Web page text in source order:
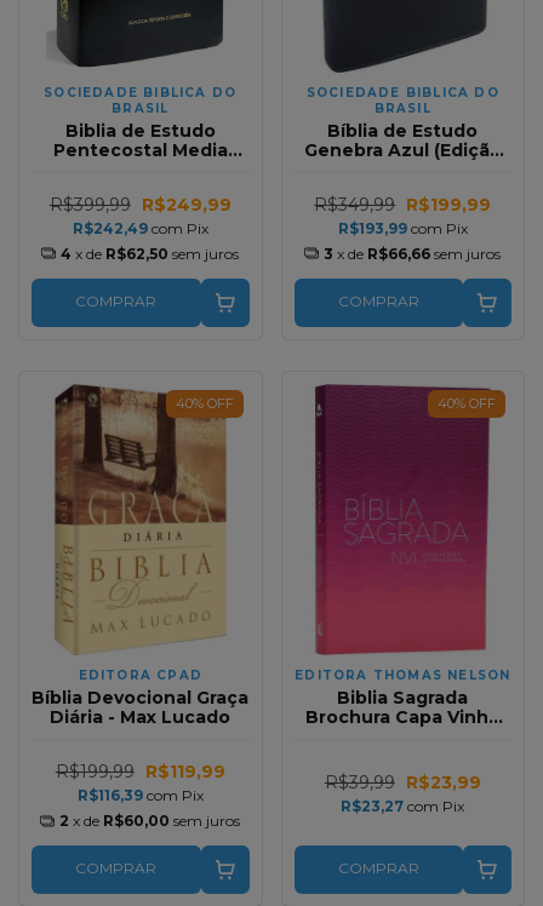
SOCIEDADE BIBLICA DO
BRASIL
Biblia de Estudo
Pentecostal Media
R$399,99 R$249,99
R$242,49 com Pix
4 x de R$62,50 sem juros
COMPRAR
SOCIEDADE BIBLICA DO
BRASIL
Bíblia de Estudo
Genebra Azul (Edição
R$349,99 R$199,99
R$193,99 com Pix
3 x de R$66,66 sem juros
COMPRAR
40% OFF
EDITORA CPAD
Bíblia Devocional Graça
Diária - Max Lucado
R$199,99 R$119,99
R$116,39 com Pix
2 x de R$60,00 sem juros
COMPRAR
40% OFF
EDITORA THOMAS NELSON
Biblia Sagrada
Brochura Capa Vinho
R$39,99 R$23,99
R$23,27com Pix
COMPRAR